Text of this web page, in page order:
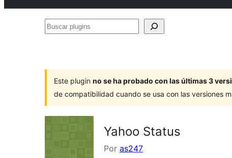
Buscar
Este plugin no se ha probado con las últimas 3
de compatibilidad cuando se usa con las versiones
Yahoo Status
Por as247